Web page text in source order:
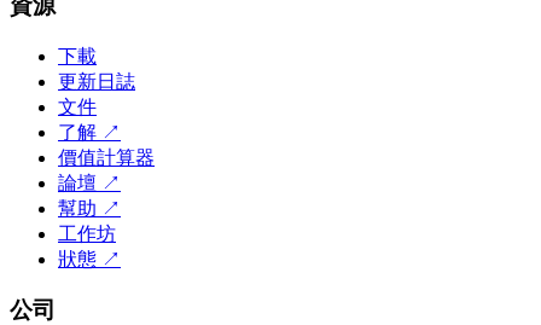
資源
下載
更新日誌
文件
了解 ↗
價值計算器
論壇 ↗
幫助 ↗
工作坊
狀態 ↗
公司